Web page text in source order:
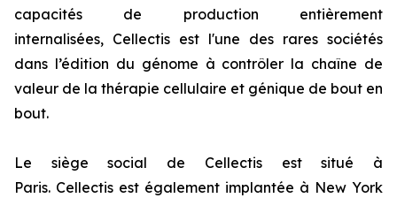
capacités de production entièrement
internalisées, Cellectis est l'une des rares sociétés
dans l’édition du génome à contrôler la chaîne de
valeur de la thérapie cellulaire et génique de bout en
bout.
Le siège social de Cellectis est situé à
Paris. Cellectis est également implantée à New York